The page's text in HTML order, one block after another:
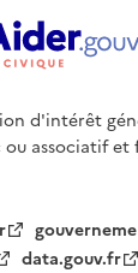
d'intérêt
ou associatif et
data.gouv.fr